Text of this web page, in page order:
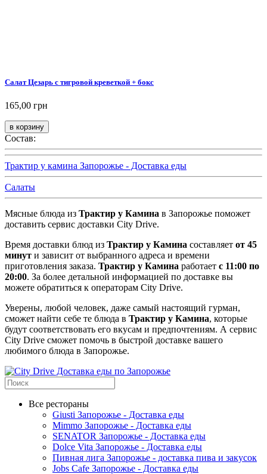
Салат Цезарь с тигровой креветкой + бокс
165,00 грн
Состав:
Трактир у камина Запорожье - Доставка еды
Салаты
Мясные блюда из Трактир у Камина в Запорожье поможет
доставить сервис доставки City Drive.
Время доставки блюд из Трактир у Камина составляет от 45
минут и зависит от выбранного адреса и времени
приготовления заказа. Трактир у Камина работает с 11:00 по
20:00. За более детальной информацией по доставке вы
можете обратиться к операторам City Drive.
Уверены, любой человек, даже самый настоящий гурман,
сможет найти себе те блюда в Трактир у Камина, которые
будут соответствовать его вкусам и предпочтениям. А сервис
City Drive сможет помочь в быстрой доставке вашего
любимого блюда в Запорожье.
Все рестораны
Giusti Запорожье - Доставка еды
Mimmo Запорожье - Доставка еды
SENATOR Запорожье - Доставка еды
Dolce Vita Запорожье - Доставка еды
Пивная лига Запорожье - доставка пива и закусок
Jobs Cafe Запорожье - Доставка еды